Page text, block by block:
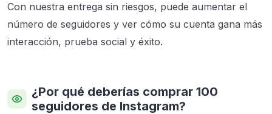
Con nuestra entrega sin riesgos, puede aumentar el
número de seguidores y ver cómo su cuenta gana más
interacción, prueba social y éxito.
¿Por qué deberías comprar 100
seguidores de Instagram?